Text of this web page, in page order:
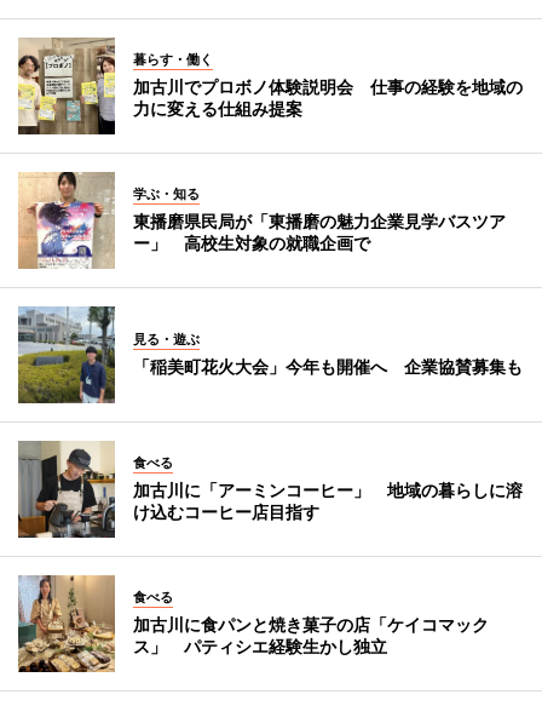
暮らす・働く
加古川でプロボノ体験説明会 仕事の経験を地域の
力に変える仕組み提案
学ぶ・知る
東播磨県民局が「東播磨の魅力企業見学バスツア
ー」 高校生対象の就職企画で
見る・遊ぶ
「稲美町花火大会」今年も開催へ 企業協賛募集も
食べる
加古川に「アーミンコーヒー」 地域の暮らしに溶
け込むコーヒー店目指す
食べる
加古川に食パンと焼き菓子の店「ケイコマック
ス」 パティシエ経験生かし独立